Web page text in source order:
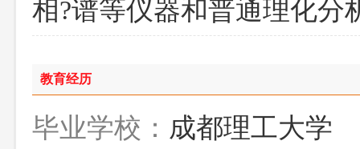
相?谱等仪器和普通理化分
教育经历
毕业学校： 成都理工大学